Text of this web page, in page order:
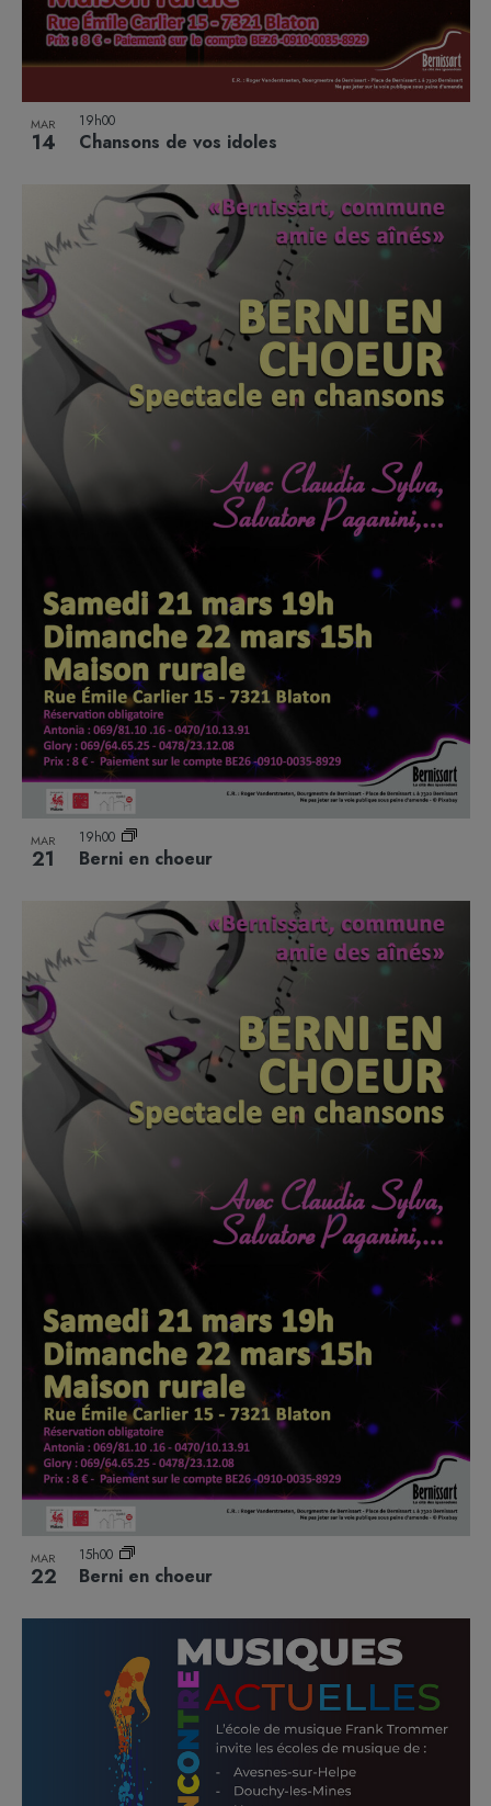
MAR
14 Chansons de vos idoles
19h00
MAR
21 Berni en choeur
19h00
MAR
22 Berni en choeur
15h00